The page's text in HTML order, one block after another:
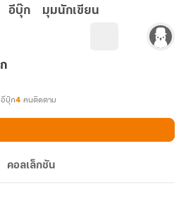
อีบุ๊ก มุมนักเขียน
อีบุ๊ก4 คนติดตาม
คอลเล็กชัน